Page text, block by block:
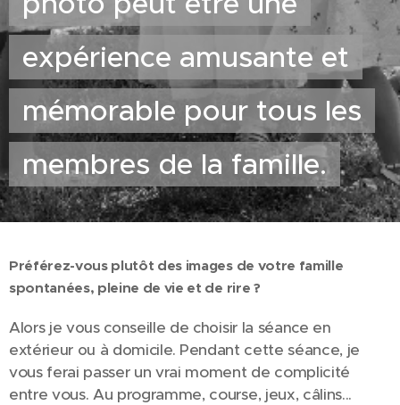
expérience amusante et
mémorable pour tous les
membres de la famille.
Préférez-vous plutôt des images de votre famille
spontanées, pleine de vie et de rire ?
Alors je vous conseille de choisir la séance en
extérieur ou à domicile. Pendant cette séance, je
vous ferai passer un vrai moment de complicité
entre vous. Au programme, course, jeux, câlins...